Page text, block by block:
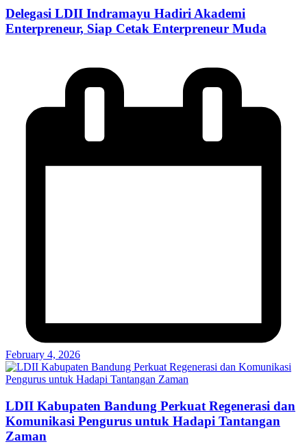
Delegasi LDII Indramayu Hadiri Akademi
Enterpreneur, Siap Cetak Enterpreneur Muda
February 4, 2026
LDII Kabupaten Bandung Perkuat Regenerasi dan
Komunikasi Pengurus untuk Hadapi Tantangan
Zaman